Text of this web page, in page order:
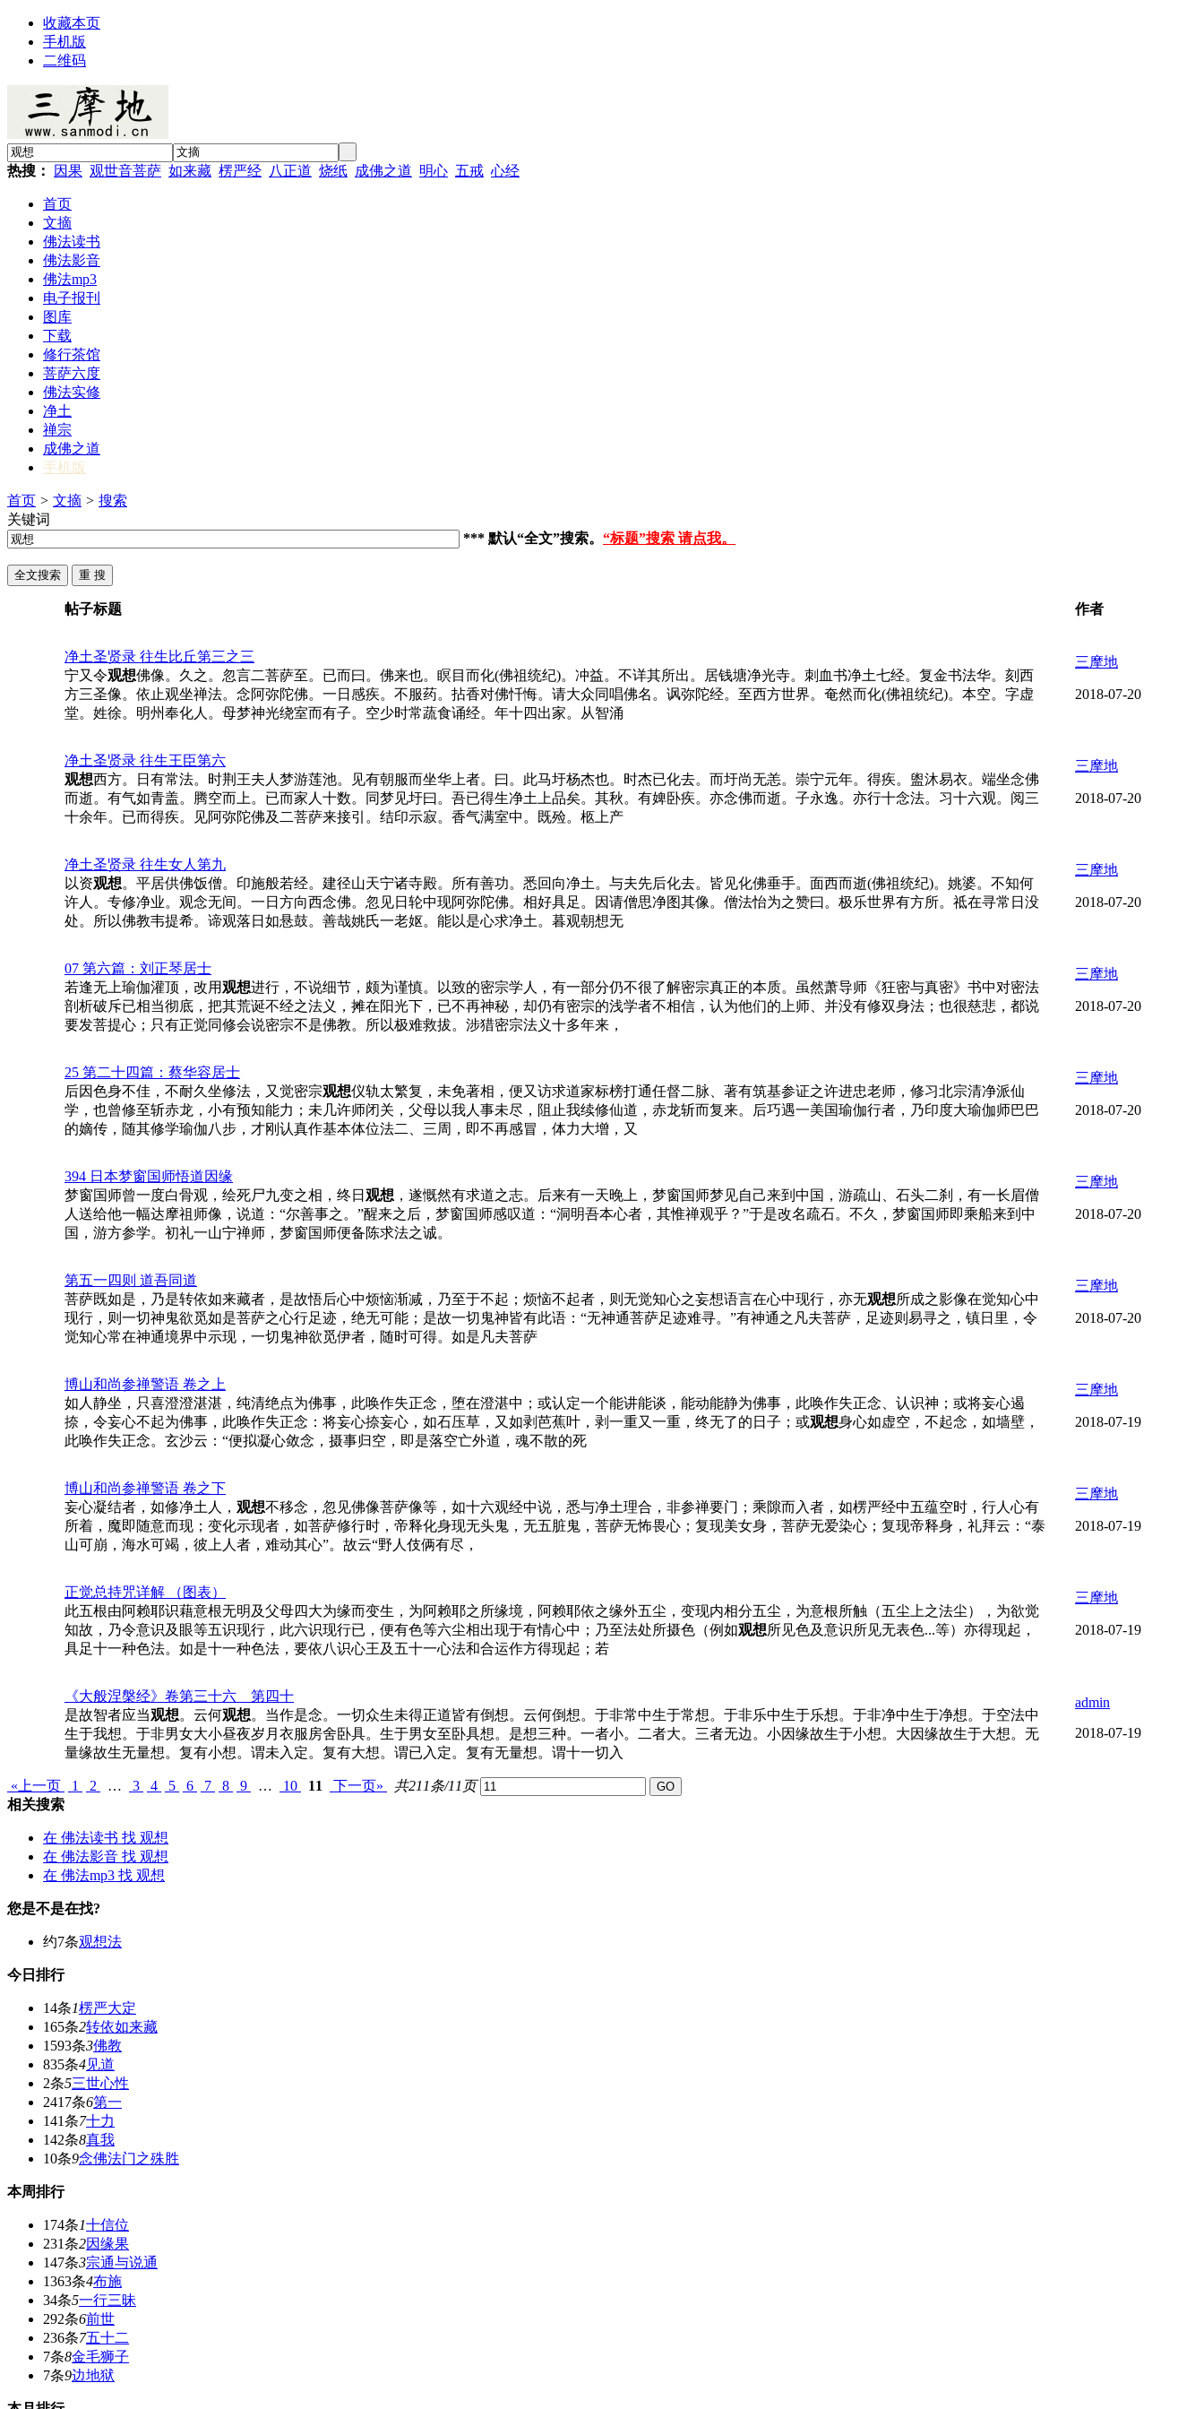
收藏本页
手机版
二维码
热搜： 因果 观世音菩萨 如来藏 楞严经 八正道 烧纸 成佛之道 明心 五戒 心经
首页
文摘
佛法读书
佛法影音
佛法mp3
电子报刊
图库
下载
修行茶馆
菩萨六度
佛法实修
净土
禅宗
成佛之道
手机版
首页 > 文摘 > 搜索
关键词
*** 默认“全文”搜索。 “标题”搜索 请点我。
帖子标题 作者
净土圣贤录 往生比丘第三之三
宁又令观想佛像。久之。忽言二菩萨至。已而曰。佛来也。瞑目而化(佛祖统纪)。冲益。不详其所出。居钱塘净光寺。刺血书净土七经。复金书法华。刻西
方三圣像。依止观坐禅法。念阿弥陀佛。一日感疾。不服药。拈香对佛忏悔。请大众同唱佛名。讽弥陀经。至西方世界。奄然而化(佛祖统纪)。本空。字虚
堂。姓徐。明州奉化人。母梦神光绕室而有子。空少时常蔬食诵经。年十四出家。从智涌
三摩地
2018-07-20
净土圣贤录 往生王臣第六
观想西方。日有常法。时荆王夫人梦游莲池。见有朝服而坐华上者。曰。此马圩杨杰也。时杰已化去。而圩尚无恙。崇宁元年。得疾。盥沐易衣。端坐念佛
而逝。有气如青盖。腾空而上。已而家人十数。同梦见圩曰。吾已得生净土上品矣。其秋。有婢卧疾。亦念佛而逝。子永逸。亦行十念法。习十六观。阅三
十余年。已而得疾。见阿弥陀佛及二菩萨来接引。结印示寂。香气满室中。既殓。柩上产
三摩地
2018-07-20
净土圣贤录 往生女人第九
以资观想。平居供佛饭僧。印施般若经。建径山天宁诸寺殿。所有善功。悉回向净土。与夫先后化去。皆见化佛垂手。面西而逝(佛祖统纪)。姚婆。不知何
许人。专修净业。观念无间。一日方向西念佛。忽见日轮中现阿弥陀佛。相好具足。因请僧思净图其像。僧法怡为之赞曰。极乐世界有方所。祗在寻常日没
处。所以佛教韦提希。谛观落日如悬鼓。善哉姚氏一老妪。能以是心求净土。暮观朝想无
三摩地
2018-07-20
07 第六篇：刘正琴居士
若逢无上瑜伽灌顶，改用观想进行，不说细节，颇为谨慎。以致的密宗学人，有一部分仍不很了解密宗真正的本质。虽然萧导师《狂密与真密》书中对密法
剖析破斥已相当彻底，把其荒诞不经之法义，摊在阳光下，已不再神秘，却仍有密宗的浅学者不相信，认为他们的上师、并没有修双身法；也很慈悲，都说
要发菩提心；只有正觉同修会说密宗不是佛教。所以极难救拔。涉猎密宗法义十多年来，
三摩地
2018-07-20
25 第二十四篇：蔡华容居士
后因色身不佳，不耐久坐修法，又觉密宗观想仪轨太繁复，未免著相，便又访求道家标榜打通任督二脉、著有筑基参证之许进忠老师，修习北宗清净派仙
学，也曾修至斩赤龙，小有预知能力；未几许师闭关，父母以我人事未尽，阻止我续修仙道，赤龙斩而复来。后巧遇一美国瑜伽行者，乃印度大瑜伽师巴巴
的嫡传，随其修学瑜伽八步，才刚认真作基本体位法二、三周，即不再感冒，体力大增，又
三摩地
2018-07-20
394 日本梦窗国师悟道因缘
梦窗国师曾一度白骨观，绘死尸九变之相，终日 观想 ，遂慨然有求道之志。后来有一天晚上，梦窗国师梦见自己来到中国，游疏山、石头二刹，有一长眉僧
人送给他一幅达摩祖师像，说道：“尔善事之。”醒来之后，梦窗国师感叹道：“洞明吾本心者，其惟禅观乎？”于是改名疏石。不久，梦窗国师即乘船来到中
国，游方参学。初礼一山宁禅师，梦窗国师便备陈求法之诚。
三摩地
2018-07-20
第五一四则 道吾同道
菩萨既如是，乃是转依如来藏者，是故悟后心中烦恼渐减，乃至于不起；烦恼不起者，则无觉知心之妄想语言在心中现行，亦无观想所成之影像在觉知心中
现行，则一切神鬼欲觅如是菩萨之心行足迹，绝无可能；是故一切鬼神皆有此语：“无神通菩萨足迹难寻。”有神通之凡夫菩萨，足迹则易寻之，镇日里，令
觉知心常在神通境界中示现，一切鬼神欲觅伊者，随时可得。如是凡夫菩萨
三摩地
2018-07-20
博山和尚参禅警语 卷之上
如人静坐，只喜澄澄湛湛，纯清绝点为佛事，此唤作失正念，堕在澄湛中；或认定一个能讲能谈，能动能静为佛事，此唤作失正念、认识神；或将妄心遏
捺，令妄心不起为佛事，此唤作失正念：将妄心捺妄心，如石压草，又如剥芭蕉叶，剥一重又一重，终无了的日子；或观想身心如虚空，不起念，如墙壁，
此唤作失正念。玄沙云：“便拟凝心敛念，摄事归空，即是落空亡外道，魂不散的死
三摩地
2018-07-19
博山和尚参禅警语 卷之下
妄心凝结者，如修净土人， 观想不移念，忽见佛像菩萨像等，如十六观经中说，悉与净土理合，非参禅要门；乘隙而入者，如楞严经中五蕴空时，行人心有
所着，魔即随意而现；变化示现者，如菩萨修行时，帝释化身现无头鬼，无五脏鬼，菩萨无怖畏心；复现美女身，菩萨无爱染心；复现帝释身，礼拜云：“泰
山可崩，海水可竭，彼上人者，难动其心”。故云“野人伎俩有尽，
三摩地
2018-07-19
正觉总持咒详解 （图表）
此五根由阿赖耶识藉意根无明及父母四大为缘而变生，为阿赖耶之所缘境，阿赖耶依之缘外五尘，变现内相分五尘，为意根所触（五尘上之法尘），为欲觉
知故，乃令意识及眼等五识现行，此六识现行已，便有色等六尘相出现于有情心中；乃至法处所摄色（例如观想所见色及意识所见无表色...等）亦得现起，
具足十一种色法。如是十一种色法，要依八识心王及五十一心法和合运作方得现起；若
三摩地
2018-07-19
《大般涅槃经》卷第三十六__第四十
是故智者应当观想。云何观想。当作是念。一切众生未得正道皆有倒想。云何倒想。于非常中生于常想。于非乐中生于乐想。于非净中生于净想。于空法中
生于我想。于非男女大小昼夜岁月衣服房舍卧具。生于男女至卧具想。是想三种。一者小。二者大。三者无边。小因缘故生于小想。大因缘故生于大想。无
量缘故生无量想。复有小想。谓未入定。复有大想。谓已入定。复有无量想。谓十一切入
admin
2018-07-19
«上一页 1 2 … 3 4 5 6 7 8 9 … 10 11 下一页»
共211条/11页
相关搜索
在 佛法读书 找 观想
在 佛法影音 找 观想
在 佛法mp3 找 观想
您是不是在找?
约7条观想法
今日排行
14条1楞严大定
165条2转依如来藏
1593条3佛教
835条4见道
2条5三世心性
2417条6第一
141条7十力
142条8真我
10条9念佛法门之殊胜
本周排行
174条1十信位
231条2因缘果
147条3宗通与说通
1363条4布施
34条5一行三昧
292条6前世
236条7五十二
7条8金毛狮子
7条9边地狱